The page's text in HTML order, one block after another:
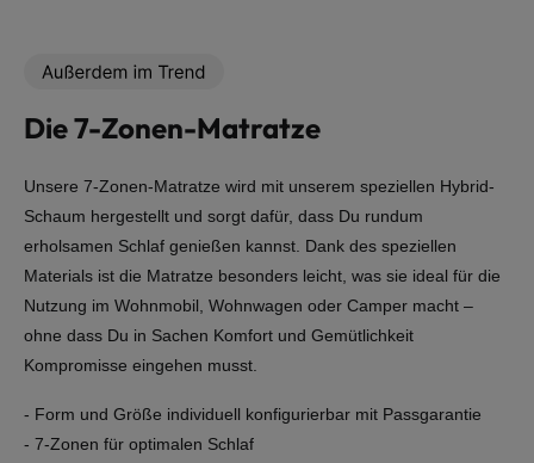
Die 7-Zonen-Matratze
Unsere 7-Zonen-Matratze wird mit unserem speziellen Hybrid-
Schaum hergestellt und sorgt dafür, dass Du rundum
erholsamen Schlaf genießen kannst. Dank des speziellen
Materials ist die Matratze besonders leicht, was sie ideal für die
Nutzung im Wohnmobil, Wohnwagen oder Camper macht –
ohne dass Du in Sachen Komfort und Gemütlichkeit
Kompromisse eingehen musst.
- Form und Größe individuell konfigurierbar mit Passgarantie
- 7-Zonen für optimalen Schlaf